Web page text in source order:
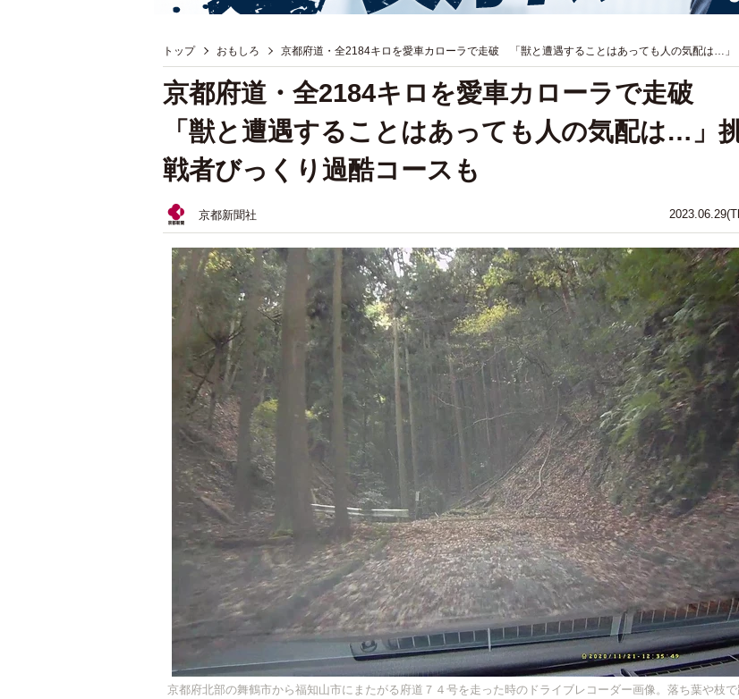
トップ おもしろ 京都府道・全2184キロを愛車カローラで走破 「獣と遭遇することはあっても人の気配は…」
京都府道・全2184キロを愛車カローラで走破
「獣と遭遇することはあっても人の気配は…」
戦者びっくり過酷コースも
京都新聞社
京都府北部の舞鶴市から福知山市にまたがる府道７４号を走った時のドライブレコーダー画像。落ち葉や枝で